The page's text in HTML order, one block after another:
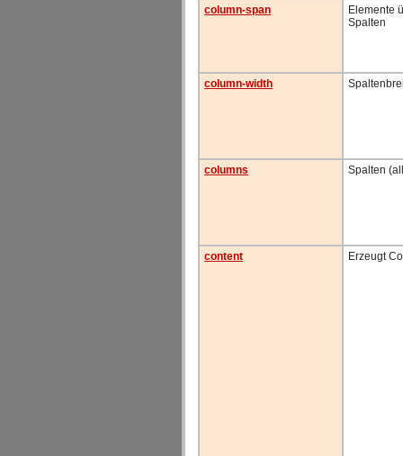
column-span
Elemente
Spalten
column-width
columns Spalten
content Erzeugt